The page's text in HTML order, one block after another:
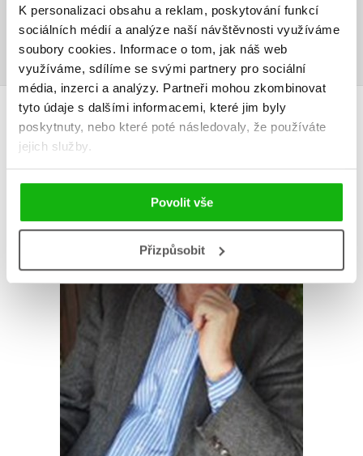
K personalizaci obsahu a reklam, poskytování funkcí
sociálních médií a analýze naší návštěvnosti využíváme
soubory cookies. Informace o tom, jak náš web
využíváme, sdílíme se svými partnery pro sociální
média, inzerci a analýzy. Partneři mohou zkombinovat
tyto údaje s dalšími informacemi, které jim byly
poskytnuty, nebo které poté následovaly, že používáte
jejich služby.
Povolit vše
Přizpůsobit
Přihlásit
AUTOR KNIHY